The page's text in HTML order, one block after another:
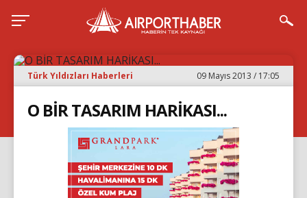
Türk Yıldızları Haberleri 09 Mayıs 2013 / 17:05
O BİR TASARIM HARİKASI...